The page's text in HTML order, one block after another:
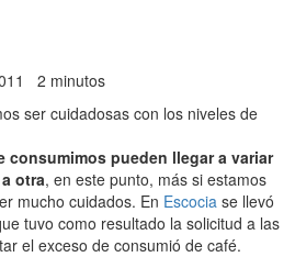
2 minutos
ser cuidadosas con los niveles de
consumimos pueden llegar a variar
otra, en este punto, más si estamos
mucho cuidados. En Escocia se llevó
tuvo como resultado la solicitud a las
el exceso de consumió de café.